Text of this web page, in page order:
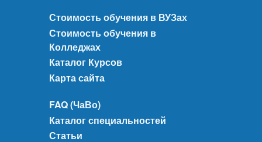
Стоимость обучения в ВУЗах
Стоимость обучения в
Колледжах
Каталог Курсов
Карта сайта
FAQ (ЧаВо)
Каталог специальностей
Статьи